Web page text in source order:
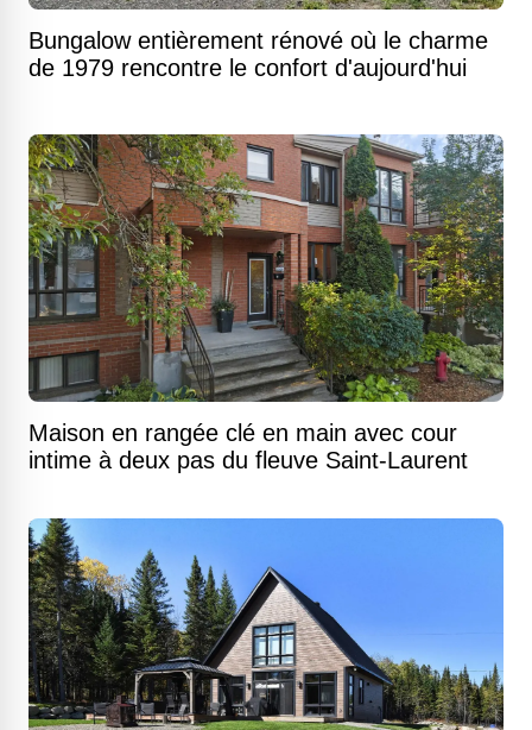
Bungalow entièrement rénové où le charme
de 1979 rencontre le confort d'aujourd'hui
Maison en rangée clé en main avec cour
intime à deux pas du fleuve Saint-Laurent